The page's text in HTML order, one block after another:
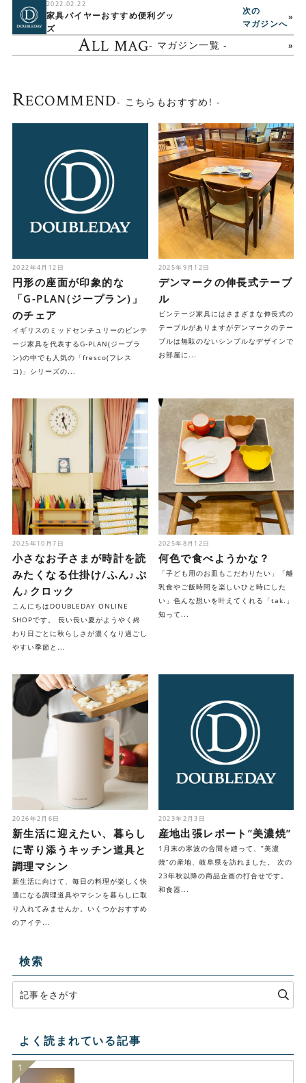
ALL MAG- マガジン一覧 -
2022.02.22
家具バイヤーおすすめ便利グッ
ズ
次の
マガジンへ
»
RECOMMEND- こちらもおすすめ! -
2022年4月12日
円形の座面が印象的な
「G-PLAN(ジープラン)」
のチェア
イギリスのミッドセンチュリーのビンテ
ージ家具を代表するG-PLAN(ジープラ
ン)の中でも人気の「fresco(フレス
コ)」シリーズの...
2025年9月12日
デンマークの伸長式テーブ
ル
ビンテージ家具にはさまざまな伸長式の
テーブルがありますがデンマークのテー
ブルは無駄のないシンプルなデザインで
お部屋に...
2025年10月7日
小さなお子さまが時計を読
みたくなる仕掛け/ふん♪ぷ
ん♪クロック
こんにちはDOUBLEDAY ONLINE
SHOPです。 長い長い夏がようやく終
わり日ごとに秋らしさが濃くなり過ごし
やすい季節と...
2025年8月12日
何色で食べようかな？
「子ども用のお皿もこだわりたい」「離
乳食やご飯時間を楽しいひと時にした
い」色んな想いを叶えてくれる「tak.」
知って...
2026年2月6日
新生活に迎えたい、暮らし
に寄り添うキッチン道具と
調理マシン
新生活に向けて、毎日の料理が楽しく快
適になる調理道具やマシンを暮らしに取
り入れてみませんか。いくつかおすすめ
のアイテ...
2023年2月3日
産地出張レポート”美濃焼”
1月末の寒波の合間を縫って、”美濃
焼”の産地、岐阜県を訪れました。 次の
23年秋以降の商品企画の打合せです。
和食器...
検索
よく読まれている記事